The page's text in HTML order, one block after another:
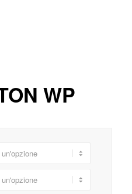
WP